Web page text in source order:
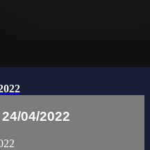
04/2022